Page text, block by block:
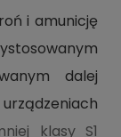
i amunicję
dalej
klasy S1